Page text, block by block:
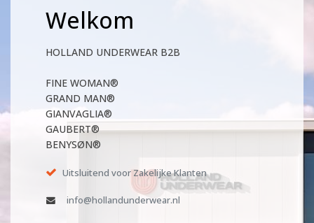
Welkom
HOLLAND UNDERWEAR B2B
FINE WOMAN®
GRAND MAN®
GIANVAGLIA®
GAUBERT®
BENYSØN®
Uitsluitend voor Zakelijke Klanten
info@hollandunderwear.nl